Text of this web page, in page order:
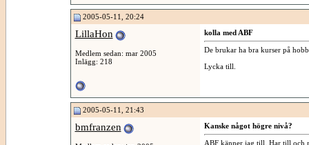
2005-05-11, 20:24
LillaHon
Medlem sedan: mar 2005
Inlägg: 218
kolla med ABF
De brukar ha bra kurser på
Lycka till.
2005-05-11, 21:43
bmfranzen Kanske något högre nivå?
ABF känner jag till. Har till och